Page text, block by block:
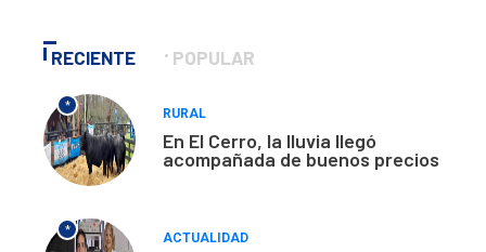
RECIENTE POPULAR
*
RURAL
En El Cerro, la lluvia llegó
acompañada de buenos precios
*
ACTUALIDAD